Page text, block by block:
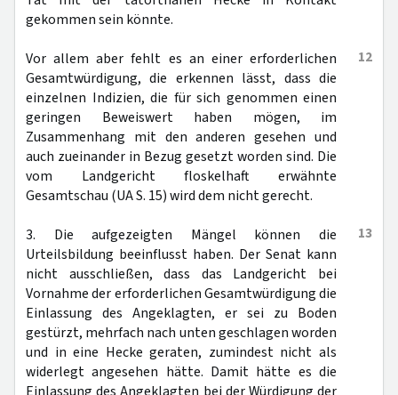
gekommen sein könnte.
12
Vor allem aber fehlt es an einer erforderlichen
Gesamtwürdigung, die erkennen lässt, dass die
einzelnen Indizien, die für sich genommen einen
geringen Beweiswert haben mögen, im
Zusammenhang mit den anderen gesehen und
auch zueinander in Bezug gesetzt worden sind. Die
vom Landgericht floskelhaft erwähnte
Gesamtschau (UA S. 15) wird dem nicht gerecht.
13
3. Die aufgezeigten Mängel können die
Urteilsbildung beeinflusst haben. Der Senat kann
nicht ausschließen, dass das Landgericht bei
Vornahme der erforderlichen Gesamtwürdigung die
Einlassung des Angeklagten, er sei zu Boden
gestürzt, mehrfach nach unten geschlagen worden
und in eine Hecke geraten, zumindest nicht als
widerlegt angesehen hätte. Damit hätte es die